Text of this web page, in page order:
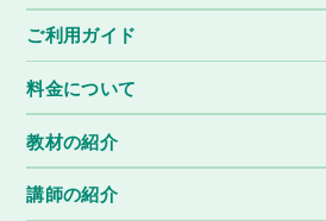
ご利用ガイド
料金について
教材の紹介
講師の紹介